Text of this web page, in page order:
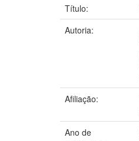
Título:
Autoria:
Afiliação:
Ano de